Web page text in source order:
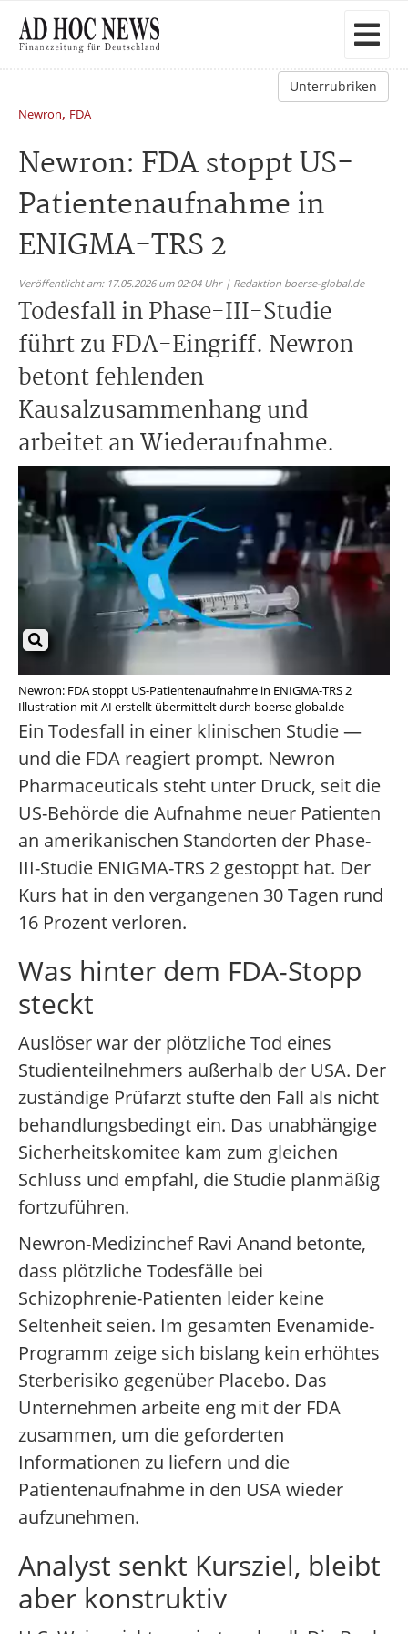
Unterrubriken
Newron, FDA
Newron: FDA stoppt US-
Patientenaufnahme in
ENIGMA-TRS 2
Veröffentlicht am: 17.05.2026 um 02:04 Uhr | Redaktion boerse-global.de
Todesfall in Phase-III-Studie
führt zu FDA-Eingriff. Newron
betont fehlenden
Kausalzusammenhang und
arbeitet an Wiederaufnahme.
Newron: FDA stoppt US-Patientenaufnahme in ENIGMA-TRS 2
Illustration mit AI erstellt übermittelt durch boerse-global.de
Ein Todesfall in einer klinischen Studie —
und die FDA reagiert prompt. Newron
Pharmaceuticals steht unter Druck, seit die
US-Behörde die Aufnahme neuer Patienten
an amerikanischen Standorten der Phase-
III-Studie ENIGMA-TRS 2 gestoppt hat. Der
Kurs hat in den vergangenen 30 Tagen rund
16 Prozent verloren.
Was hinter dem FDA-Stopp
steckt
Auslöser war der plötzliche Tod eines
Studienteilnehmers außerhalb der USA. Der
zuständige Prüfarzt stufte den Fall als nicht
behandlungsbedingt ein. Das unabhängige
Sicherheitskomitee kam zum gleichen
Schluss und empfahl, die Studie planmäßig
fortzuführen.
Newron-Medizinchef Ravi Anand betonte,
dass plötzliche Todesfälle bei
Schizophrenie-Patienten leider keine
Seltenheit seien. Im gesamten Evenamide-
Programm zeige sich bislang kein erhöhtes
Sterberisiko gegenüber Placebo. Das
Unternehmen arbeite eng mit der FDA
zusammen, um die geforderten
Informationen zu liefern und die
Patientenaufnahme in den USA wieder
aufzunehmen.
Analyst senkt Kursziel, bleibt
aber konstruktiv